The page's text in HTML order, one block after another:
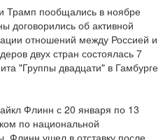
Трамп пообщались в ноябре
договорились об активной
отношений между Россией и
двух стран состоялась 7
"Группы двадцати" в Гамбурге
Флинн с 20 января по 13
по национальной
Флинн ушел в отставку после